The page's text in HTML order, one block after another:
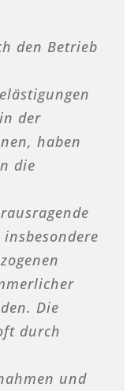
den Betrieb
der
haben
die
Die
durch
und